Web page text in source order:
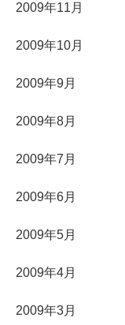
2009年11月
2009年10月
2009年9月
2009年8月
2009年7月
2009年6月
2009年5月
2009年4月
2009年3月